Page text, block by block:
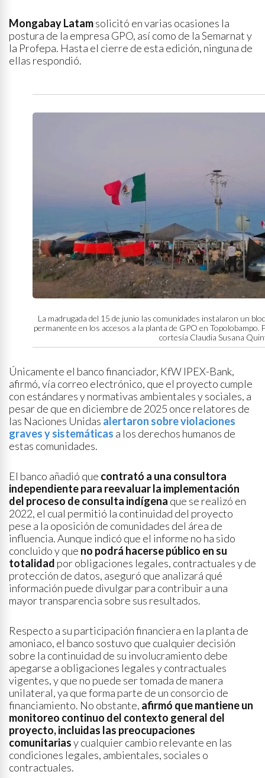
Mongabay Latamsolicitó en varias ocasiones la
postura de la empresa GPO, así como de la Semarnat y
la Profepa. Hasta el cierre de esta edición, ninguna de
ellas respondió.
La madrugada del 15 de junio las comunidades instalaron un
permanente en los accesos a la planta de GPO en Topolobampo.
cortesía Claudia Susana
Únicamente el banco financiador, KfW IPEX-Bank,
afirmó, vía correo electrónico, que el proyecto cumple
con estándares y normativas ambientales y sociales, a
pesar de que en diciembre de 2025 once relatores de
las Naciones Unidas alertaron sobre violaciones
graves y sistemáticas a los derechos humanos de
estas comunidades.
El banco añadió que contrató a una consultora
independiente para reevaluar la implementación
del proceso de consulta indígena que se realizó en
2022, el cual permitió la continuidad del proyecto
pese a la oposición de comunidades del área de
influencia. Aunque indicó que el informe no ha sido
concluido y que no podrá hacerse público en su
totalidad por obligaciones legales, contractuales y de
protección de datos, aseguró que analizará qué
información puede divulgar para contribuir a una
mayor transparencia sobre sus resultados.
Respecto a su participación financiera en la planta de
amoniaco, el banco sostuvo que cualquier decisión
sobre la continuidad de su involucramiento debe
apegarse a obligaciones legales y contractuales
vigentes, y que no puede ser tomada de manera
unilateral, ya que forma parte de un consorcio de
financiamiento. No obstante, afirmó que mantiene un
monitoreo continuo del contexto general del
proyecto, incluidas las preocupaciones
comunitariasy cualquier cambio relevante en las
condiciones legales, ambientales, sociales o
contractuales.